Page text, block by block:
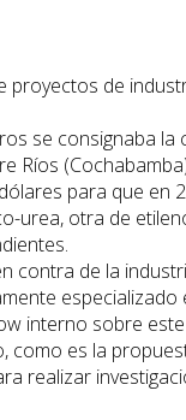
proyectos de
se consignaba
Ríos
para que en
urea, otra de
de la
interno sobre
como es la
realizar